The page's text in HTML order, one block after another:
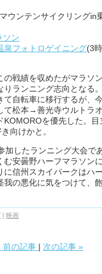
ウンテンサイクリングin
ソン
泉フォトロゲイニング(3
の戦績を収めたがマラソ
りランニング志向となる
て自転車に移行するが、
て松本→善光寺ウルトラ
KOMOROを優先した。
向けかと。
加したランニング大会で
む安曇野ハーフマラソン
に信州スカイパークはハ
我の悪化に気をつけて、
映画
前の記事 次の記事 »